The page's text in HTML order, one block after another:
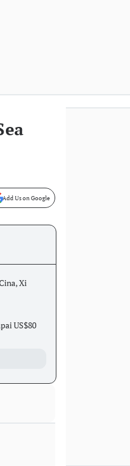
Add Us on Google
Xi
US$80